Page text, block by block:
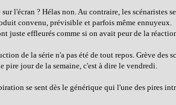
l'écran ? Hélas non. Au contraire, les scénaristes
convenu, prévisible et parfois même ennuyeux.
juste effleurés comme si on avait peur de la
de la série n'a pas été de tout repos. Grève des
pire jour de la semaine, c'est à dire le vendredi.
se sent dès le générique qui l'une des pires